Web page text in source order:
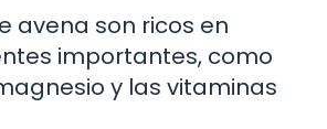
avena son ricos en
importantes, como
y las vitaminas